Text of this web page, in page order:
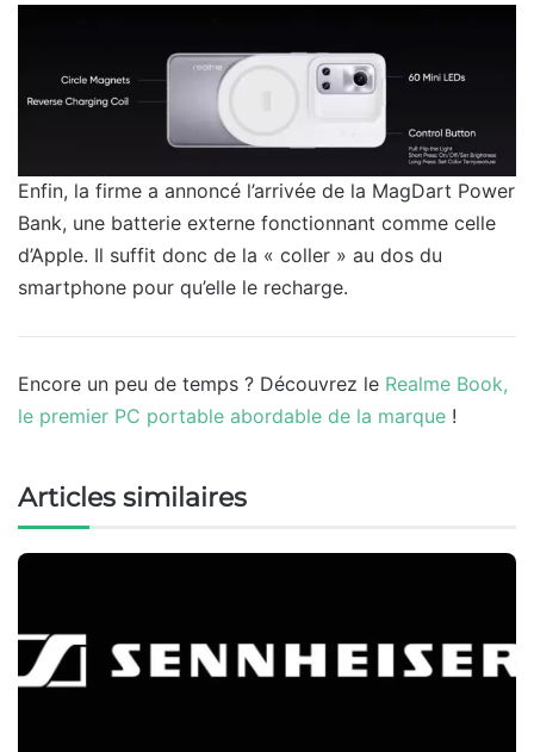
Enfin, la firme a annoncé l’arrivée de la MagDart Power
Bank, une batterie externe fonctionnant comme celle
d’Apple. Il suffit donc de la « coller » au dos du
smartphone pour qu’elle le recharge.
Encore un peu de temps ? Découvrez le Realme Book,
le premier PC portable abordable de la marque !
Articles similaires